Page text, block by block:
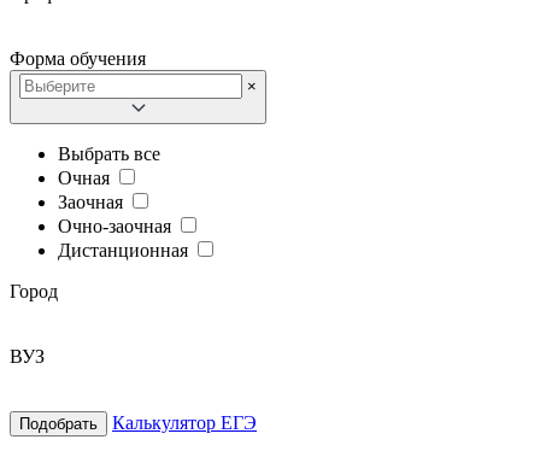
Форма обучения
×
Выбрать все
Очная
Заочная
Очно-заочная
Дистанционная
Город
ВУЗ
Подобрать Калькулятор ЕГЭ